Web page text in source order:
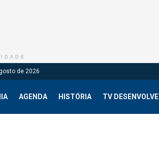
de 2026
AGENDA HISTÓRIA TV DESENVOLVE